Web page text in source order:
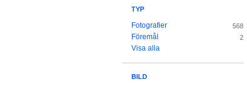
TYP
Fotografier 568
Föremål 2
Visa alla
BILD